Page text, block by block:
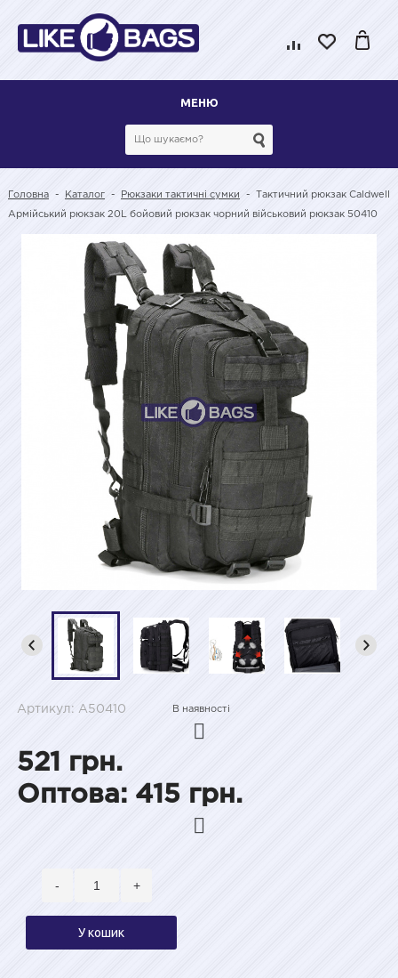
МЕНЮ
Головна - Каталог - Рюкзаки тактичні сумки - Тактичний рюкзак Caldwell
Армійський рюкзак 20L бойовий рюкзак чорний військовий рюкзак 50410
Артикул: A50410 В наявності
521 грн.
Оптова: 415 грн.
- +
У кошик